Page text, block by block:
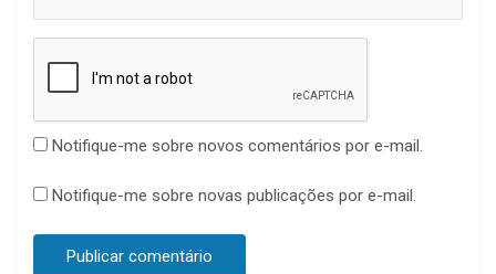
Notifique-me sobre novos comentários por e-mail.
Notifique-me sobre novas publicações por e-mail.